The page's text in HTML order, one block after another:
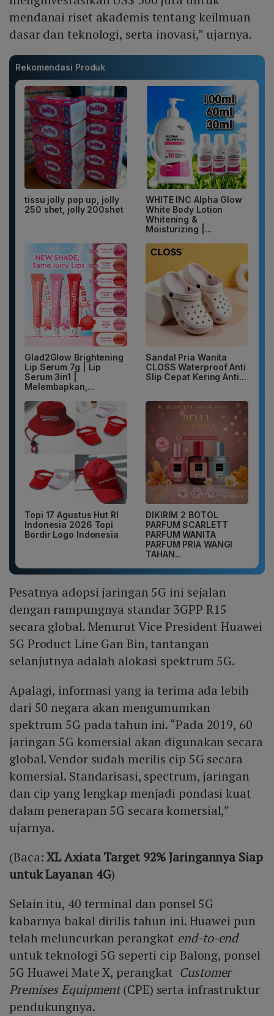
mendanai riset akademis tentang keilmuan
dasar dan teknologi, serta inovasi,” ujarnya.
Rekomendasi Produk
tissu jolly pop up, jolly
250 shet, jolly 200shet
WHITE INC Alpha Glow
White Body Lotion
Whitening &
Moisturizing |...
Glad2Glow Brightening
Lip Serum 7g | Lip
Serum 3in1 |
Melembapkan,...
Sandal Pria Wanita
CLOSS Waterproof Anti
Slip Cepat Kering Anti...
Topi 17 Agustus Hut RI
Indonesia 2026 Topi
Bordir Logo Indonesia
DIKIRIM 2 BOTOL
PARFUM SCARLETT
PARFUM WANITA
PARFUM PRIA WANGI
TAHAN...
Pesatnya adopsi jaringan 5G ini sejalan
dengan rampungnya standar 3GPP R15
secara global. Menurut Vice President Huawei
5G Product Line Gan Bin, tantangan
selanjutnya adalah alokasi spektrum 5G.
Apalagi, informasi yang ia terima ada lebih
dari 50 negara akan mengumumkan
spektrum 5G pada tahun ini. “Pada 2019, 60
jaringan 5G komersial akan digunakan secara
global. Vendor sudah merilis cip 5G secara
komersial. Standarisasi, spectrum, jaringan
dan cip yang lengkap menjadi pondasi kuat
dalam penerapan 5G secara komersial,”
ujarnya.
(Baca:XL Axiata Target 92% Jaringannya Siap
untuk Layanan 4G)
Selain itu, 40 terminal dan ponsel 5G
kabarnya bakal dirilis tahun ini. Huawei pun
telah meluncurkan perangkat end-to-end
untuk teknologi 5G seperti cip Balong, ponsel
5G Huawei Mate X, perangkat Customer
Premises Equipment(CPE) serta infrastruktur
pendukungnya.